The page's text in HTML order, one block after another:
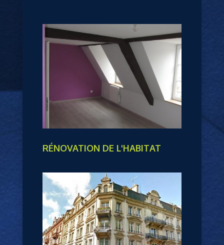
RÉNOVATION DE L'HABITAT